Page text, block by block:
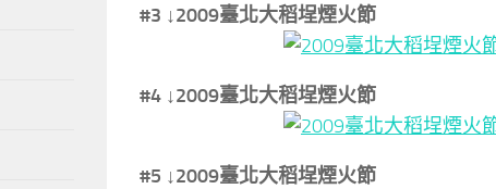
#3 ↓2009臺北大稻埕煙火節
#4 ↓2009臺北大稻埕煙火節
#5 ↓2009臺北大稻埕煙火節